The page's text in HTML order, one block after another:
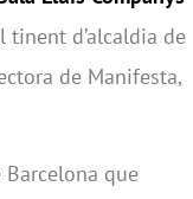
d’alcaldia de
de Manifesta,
Barcelona que